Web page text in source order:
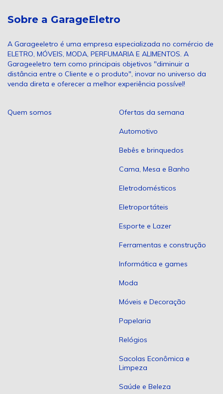
Sobre a GarageEletro
A Garageeletro é uma empresa especializada no comércio de
ELETRO, MÓVEIS, MODA, PERFUMARIA E ALIMENTOS. A
Garageeletro tem como principais objetivos "diminuir a
distância entre o Cliente e o produto", inovar no universo da
venda direta e oferecer a melhor experiência possível!
Quem somos Ofertas da semana
Automotivo
Bebês e brinquedos
Cama, Mesa e Banho
Eletrodomésticos
Eletroportáteis
Esporte e Lazer
Ferramentas e construção
Informática e games
Moda
Móveis e Decoração
Papelaria
Relógios
Sacolas Econômica e
Limpeza
Saúde e Beleza